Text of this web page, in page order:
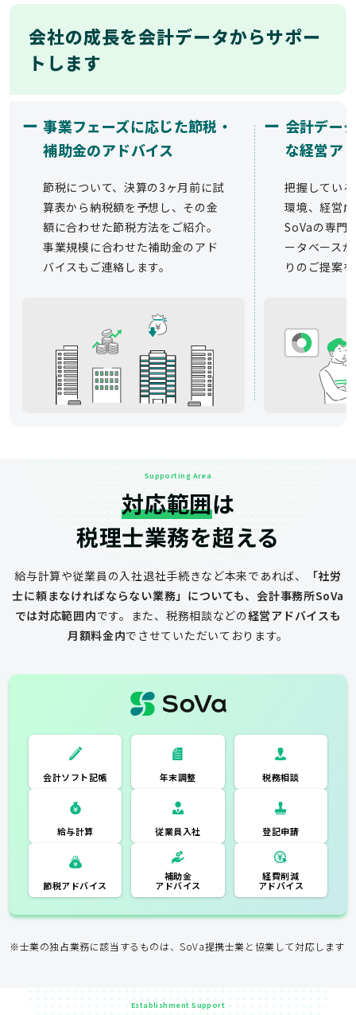
会社の成長を会計データからサポー
トします
ー 事業フェーズに応じた節税・
補助金のアドバイス
節税について、決算の3ヶ月前に試
算表から納税額を予想し、その金
額に合わせた節税方法をご紹介。
事業規模に合わせた補助金のアド
バイスもご連絡します。
ー 会計デー
な経営ア
把握してい
環境、経営
SoVaの専門
ータベース
りのご提案
Supporting Area
対応範囲は
税理士業務を超える
給与計算や従業員の入社退社手続きなど本来であれば、
「社労
士に頼まなければならない業務」についても、会計事務所SoVa
では対応範囲内です。 また、税務相談などの経営アドバイスも
月額料金内でさせていただいております。
一般的な税理士
会計ソフト記
帳 年末調整 税務相談
会計ソフト記帳
年末調整
税務相談
給与計算
従業員入社
登記申請
節税アドバイス
補助金
アドバイス
アドバイス
※士業の独占業務に該当するものは、SoVa提携士業と協業して対応します
Establishment Support